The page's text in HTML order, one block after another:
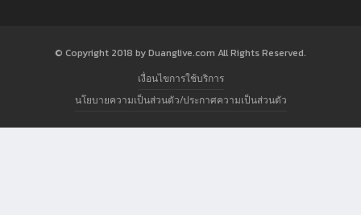
© Copyright 2018 by Duanglive.com All Rights Reserved.
เงื่อนไขการใช้บริการ
นโยบายความเป็นส่วนตัว/ประกาศความเป็นส่วนตัว